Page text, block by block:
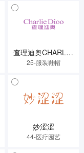
查理迪奥CHARLIEDIOO
25-服装鞋帽
妙涩涩
44-医疗园艺